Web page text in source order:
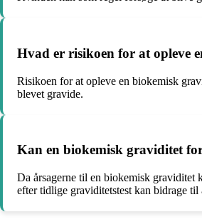
Hvad er risikoen for at opleve
Risikoen for at opleve en biokemisk
blevet gravide.
Kan en biokemisk graviditet
Da årsagerne til en biokemisk
efter tidlige graviditetstest kan bidrage